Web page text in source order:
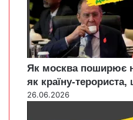
Як москва поширює
як країну-
26.06.2026